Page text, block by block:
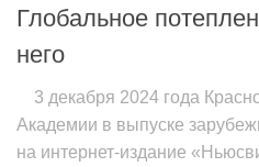
Глобальное
него
3 декабря 2024 года
Академии в выпуске
на интернет-издание